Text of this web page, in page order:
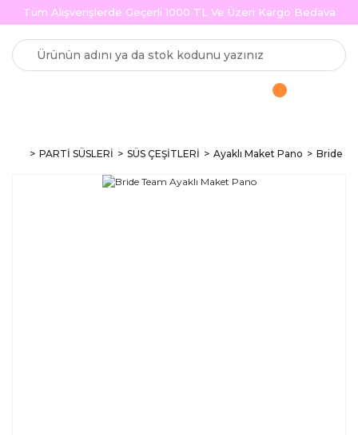
Tüm Alışverişlerde Geçerli 1000 TL Ve Üzeri Kargo Bedava
PARTİ SÜSLERİ SÜS ÇEŞİTLERİ Ayaklı Maket Pano Bride